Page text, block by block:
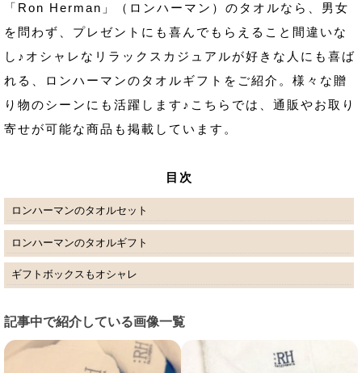
「Ron Herman」（ロンハーマン）のタオルなら、男女
を問わず、プレゼントにも喜んでもらえること間違いな
し♪オシャレなリラックスカジュアルが好きな人にも喜ば
れる、ロンハーマンのタオルギフトをご紹介。様々な贈
り物のシーンにも活躍します♪こちらでは、通販やお取り
寄せが可能な商品も掲載しています。
目次
ロンハーマンのタオルセット
ロンハーマンのタオルギフト
ギフトボックスもオシャレ
記事中で紹介している画像一覧